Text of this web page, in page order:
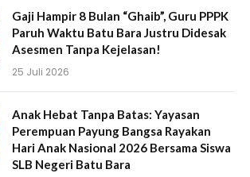
Gaji Hampir 8 Bulan “Ghaib”, Guru PPPK
Paruh Waktu Batu Bara Justru Didesak
Asesmen Tanpa Kejelasan!
25 Juli 2026
Anak Hebat Tanpa Batas: Yayasan
Perempuan Payung Bangsa Rayakan
Hari Anak Nasional 2026 Bersama Siswa
SLB Negeri Batu Bara